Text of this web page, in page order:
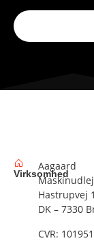
Virksomhed
Aagaard
Hastrupvej
DK – 7330
CVR: